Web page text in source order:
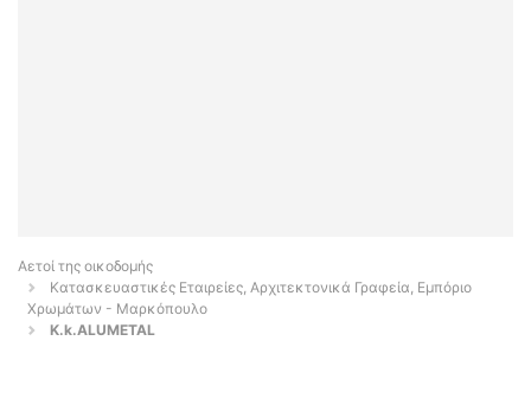
Αετοί της οικοδομής
Κατασκευαστικές Εταιρείες, Αρχιτεκτονικά Γραφεία, Εμπόριο
Χρωμάτων - Μαρκόπουλο
Κ.k.ALUMETAL